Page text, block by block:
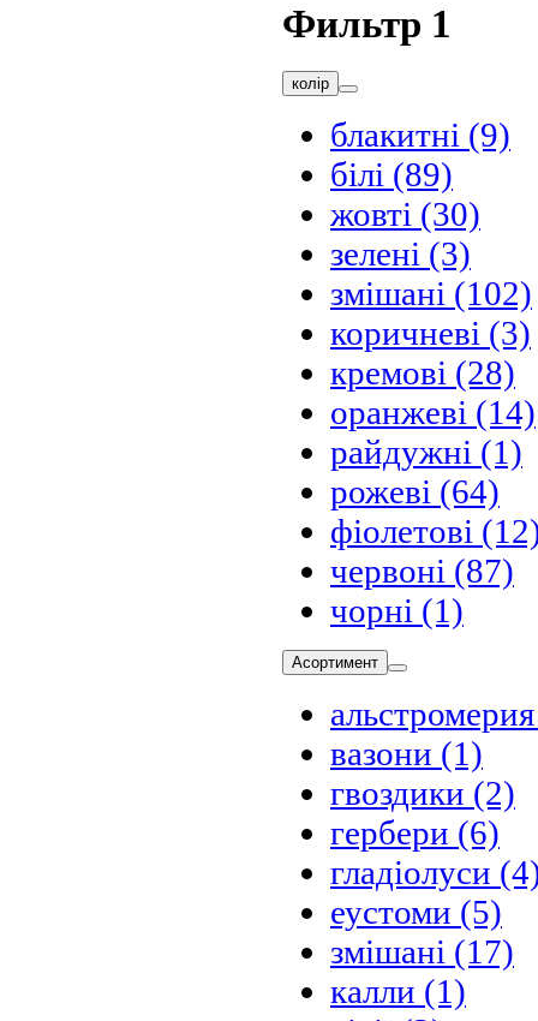
Фильтр 1
колір
блакитні (9)
білі (89)
жовті (30)
зелені (3)
змішані (102)
коричневі (3)
кремові (28)
оранжеві (14)
райдужні (1)
рожеві (64)
фіолетові
червоні (87)
чорні (1)
Асортимент
альстромерия
вазони (1)
гвоздики (2)
гербери (6)
гладіолуси
еустоми (5)
змішані (17)
калли (1)